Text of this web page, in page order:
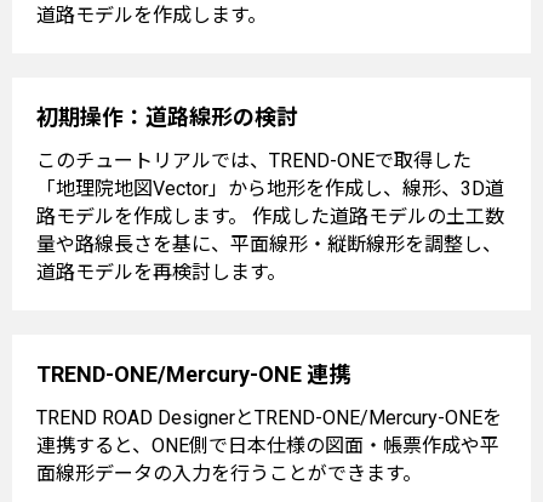
道路モデルを作成します。
初期操作：道路線形の検討
このチュートリアルでは、TREND-ONEで取得した
「地理院地図Vector」から地形を作成し、線形、3D道
路モデルを作成します。 作成した道路モデルの土工数
量や路線長さを基に、平面線形・縦断線形を調整し、
道路モデルを再検討します。
TREND-ONE/Mercury-ONE 連携
TREND ROAD DesignerとTREND-ONE/Mercury-ONEを
連携すると、ONE側で日本仕様の図面・帳票作成や平
面線形データの入力を行うことができます。